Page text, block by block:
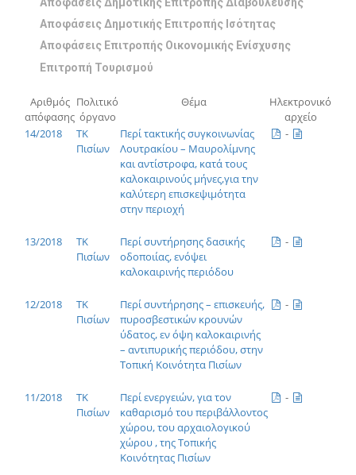
Αποφάσεις Δημοτικής Επιτροπής Ισότητας
Αποφάσεις Επιτροπής Οικονομικής Ενίσχυσης
Επιτροπή Τουρισμού
Αριθμός
απόφασης
Πολιτικό
όργανο
Θέμα
Ηλεκτρονικό
αρχείο
14/2018
ΤΚ
Πισίων
Περί τακτικής συγκοινωνίας
Λουτρακίου – Μαυρολίμνης
και αντίστροφα, κατά τους
καλοκαιρινούς μήνες,για την
καλύτερη επισκεψιμότητα
στην περιοχή
-
13/2018
ΤΚ
Πισίων
Περί συντήρησης δασικής
οδοποιίας, ενόψει
καλοκαιρινής περιόδου
-
12/2018
ΤΚ
Πισίων
Περί συντήρησης – επισκευής,
πυροσβεστικών κρουνών
ύδατος, εν όψη καλοκαιρινής
– αντιπυρικής περιόδου, στην
Τοπική Κοινότητα Πισίων
-
11/2018
ΤΚ
Πισίων
Περί ενεργειών, για τον
καθαρισμό του περιβάλλοντος
χώρου, του αρχαιολογικού
χώρου , της Τοπικής
Κοινότητας Πισίων
-